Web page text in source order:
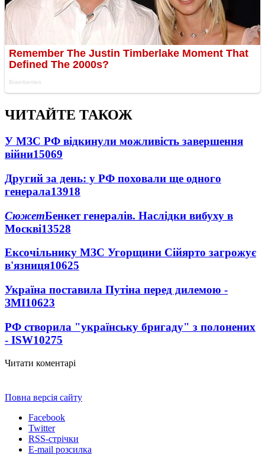
ЧИТАЙТЕ ТАКОЖ
У МЗС РФ відкинули можливість завершення
війни15069
Другий за день: у РФ поховали ще одного
генерала13918
СюжетБенкет генералів. Наслідки вибуху в
Москві13528
Ексочільнику МЗС Угорщини Сійярто загрожує
в'язниця10625
Україна поставила Путіна перед дилемою -
ЗМІ10623
РФ створила "українську бригаду" з полонених
- ISW10275
Читати коментарі
Повна версія сайту
Facebook
Twitter
RSS-стрічки
E-mail розсилка